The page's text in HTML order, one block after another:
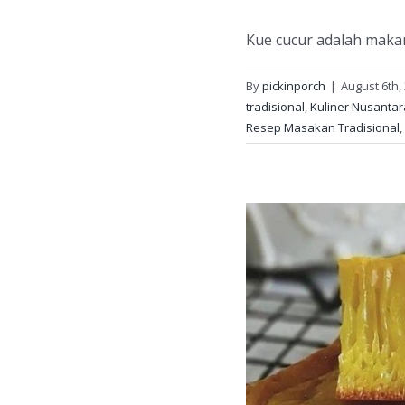
Kue cucur adalah
Bypickinporch | August 6th,
tradisional,Kuliner
Resep Masakan Tradisional,